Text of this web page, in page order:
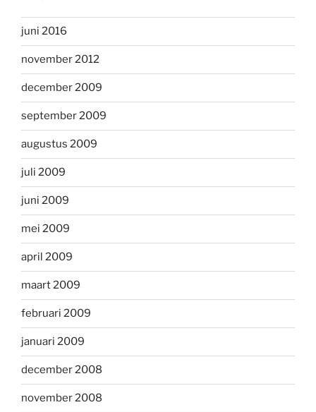
juni 2016
november 2012
december 2009
september 2009
augustus 2009
juli 2009
juni 2009
mei 2009
april 2009
maart 2009
februari 2009
januari 2009
december 2008
november 2008